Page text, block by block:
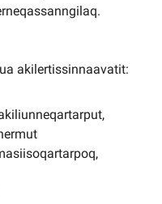
akilertissinnaavatit: